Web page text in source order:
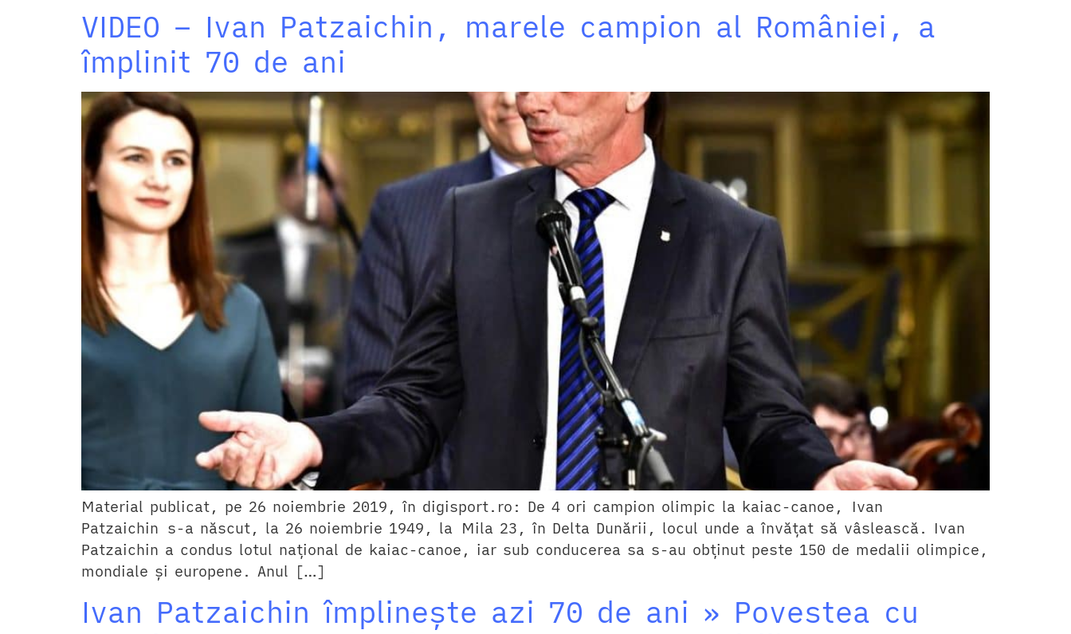
VIDEO – Ivan Patzaichin, marele campion al României, a
împlinit 70 de ani
Material publicat, pe 26 noiembrie 2019, în digisport.ro: De 4 ori campion olimpic la kaiac-canoe, Ivan
Patzaichin s-a născut, la 26 noiembrie 1949, la Mila 23, în Delta Dunării, locul unde a învățat să vâslească. Ivan
Patzaichin a condus lotul naţional de kaiac-canoe, iar sub conducerea sa s-au obţinut peste 150 de medalii olimpice,
mondiale și europene. Anul […]
Ivan Patzaichin împlinește azi 70 de ani » Povestea cu